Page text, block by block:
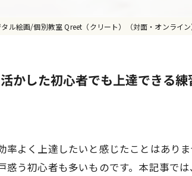
ル絵画/個別教室 Qreet（クリート）（対面・オンライン
かした初心者でも上達できる練
率よく上達したいと感じたことはあ
う初心者も多いものです。本記事で